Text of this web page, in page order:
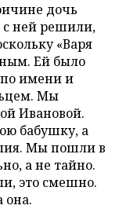
дочь
ней решили,
«Варя
Ей было
по имени и
Мы
Ивановой.
бабушку, а
Мы пошли в
а не тайно.
это смешно.
она.